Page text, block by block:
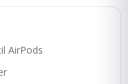
AirPods